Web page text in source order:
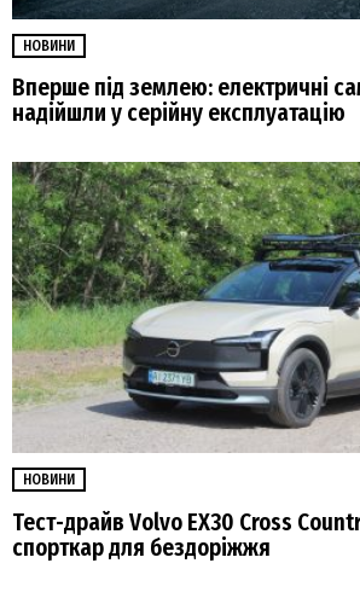
НОВИНИ
Вперше під землею: електричні
надійшли у серійну експлуатацію
НОВИНИ
Тест-драйв Volvo EX30 Cross
спорткар для бездоріжжя